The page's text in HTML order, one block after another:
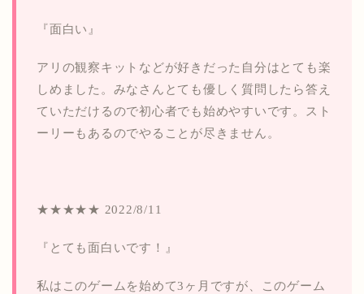
『面白い』
アリの観察キットなどが好きだった自分はとても楽
しめました。みなさんとても優しく質問したら答え
ていただけるので初心者でも始めやすいです。スト
ーリーもあるのでやることが尽きません。
★★★★★ 2022/8/11
『とても面白いです！』
私はこのゲームを始めて3ヶ月ですが、このゲーム